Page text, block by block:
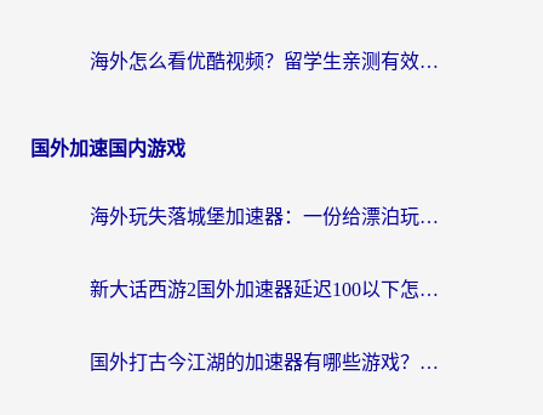
海外怎么看优酷视频？留学生亲测有效的回国加速器选择指南
国外加速国内游戏
海外玩失落城堡加速器：一份给漂泊玩家的网络自救指南
新大话西游2国外加速器延迟100以下怎么办？海外党实测有效的低延迟指南
国外打古今江湖的加速器有哪些游戏？一个海外玩家的终极选择指南